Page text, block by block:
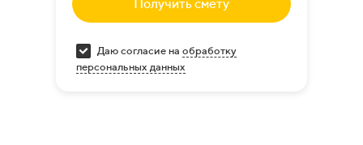
Получить смету
Даю согласие на обработку
персональных данных